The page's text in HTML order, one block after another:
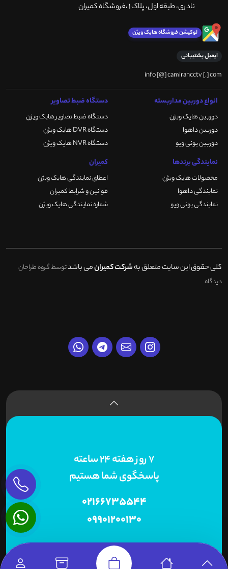
نادری، طبقه اول، پلاک 1 ،فروشگاه کمیران
لوکیشن فروشگاه هایک ویژن
ایمیل پشتیبانی
info [@] camirancctv [.] com
انواع دوربین مداربسته
دوربین هایک ویژن
دوربین داهوا
دوربین یونی ویو
دستگاه ضبط تصاویر
دستگاه ضبط تصاویر هایک ویژن
دستگاه DVR هایک ویژن
دستگاه NVR هایک ویژن
نمایندگی برندها
محصولات هایک ویژن
نمایندگی داهوا
نمایندگی یونی ویو
کمیران
اعطای نمایندگی هایک ویژن
قوانین و شرایط کمیران
شماره نمایندگی هایک ویژن
کلی حقوق این سایت متعلق بهشرکت کمیرانمی باشدتوسط گروه طراحان
دیدگاه
7 روز هفته 24 ساعته
پاسخگوی شما هستیم
02166735544
09901200130